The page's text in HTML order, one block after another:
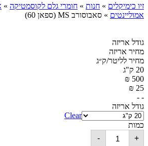
זיו כימיקלים » חנות » חומרי גלם לקוסמטיקה »
אמוליינטים » סאבוסורב MS (ספאן 60)
גודל אריזה
מחיר אריזה
מחיר לליטר/ק״ג
20 ק"ג
500
₪
25
₪
- -
גודל אריזה
Clear
כמות
-
סאבוסורב
MS
+